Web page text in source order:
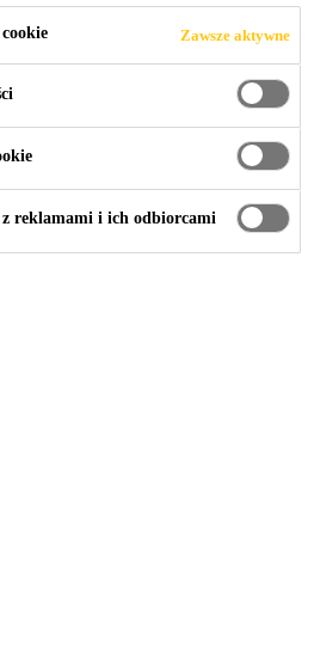
Zawsze aktywne
reklamami i ich odbiorcami